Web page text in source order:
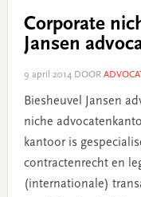
Corporate
Jansen
9 april 2014DOOR
Biesheuvel Jansen
niche
kantoor is
contractenrecht en
(internationale)